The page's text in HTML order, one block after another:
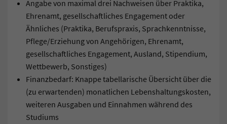
Angabe von maximal drei Nachweisen über Praktika,
Ehrenamt, gesellschaftliches Engagement oder
Ähnliches (Praktika, Berufspraxis, Sprachkenntnisse,
Pflege/Erziehung von Angehörigen, Ehrenamt,
gesellschaftliches Engagement, Ausland, Stipendium,
Wettbewerb, Sonstiges)
Finanzbedarf: Knappe tabellarische Übersicht über die
(zu erwartenden) monatlichen Lebenshaltungskosten,
weiteren Ausgaben und Einnahmen während des
Studiums